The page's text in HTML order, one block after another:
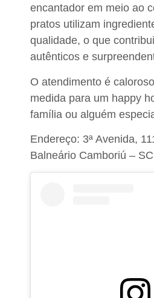
encantador em meio ao
pratos utilizam
qualidade, o que
autênticos e
O atendimento é
medida para um happy
família ou alguém
Endereço: 3ª Avenida,
Balneário Camboriú – SC